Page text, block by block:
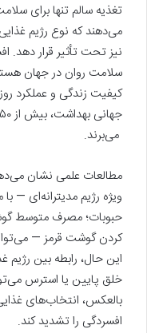
تغذیه‌ سالم تنها برای
می‌دهند که نوع رژیم
نیز تحت تأثیر قرار دهد.
سلامت روان در جهان
کیفیت زندگی و عملکرد
می‌برند.
مطالعات علمی نشان
ویژه رژیم مدیترانه‌ای —
حبوبات؛ مصرف متوسط
کردن گوشت قرمز —
این حال، رابطه بین
خلق پایین یا استرس
بالعکس، انتخاب‌های
افسردگی را تشدید کند.